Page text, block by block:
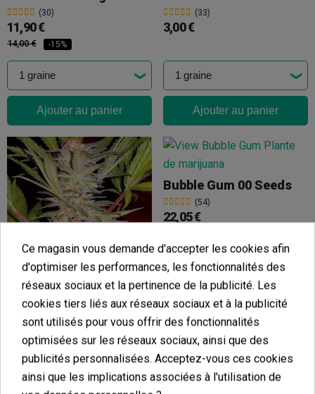
(30)
11,90 €
14,00 € -15%
Ajouter au panier
(33)
3,00 €
Ajouter au panier
Sweet Afgani Delicious S.A.D. S1
(11)
19,20 €
24,00 € -20%
Bubble Gum 00 Seeds
(54)
22,05 €
Ajouter au panier
Ce magasin vous demande d'accepter les cookies afin
d'optimiser les performances, les fonctionnalités des
réseaux sociaux et la pertinence de la publicité. Les
cookies tiers liés aux réseaux sociaux et à la publicité
sont utilisés pour vous offrir des fonctionnalités
optimisées sur les réseaux sociaux, ainsi que des
publicités personnalisées. Acceptez-vous ces cookies
ainsi que les implications associées à l'utilisation de